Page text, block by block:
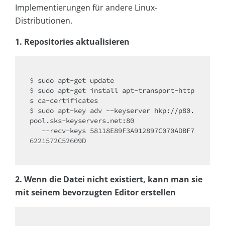
Implementierungen für andere Linux-
Distributionen.
1. Repositories aktualisieren
$ sudo apt-get update
$ sudo apt-get install apt-transport-http
s ca-certificates
$ sudo apt-key adv --keyserver hkp://p80.
pool.sks-keyservers.net:80
6221572C52609D
2. Wenn die Datei nicht existiert, kann man sie
mit seinem bevorzugten Editor erstellen